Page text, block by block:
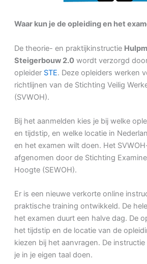
Waar kun je de opleiding en het
De theorie- en praktijkinstructie
Steigerbouw 2.0wordt verzorgd
opleider STE. Deze opleiders werken
richtlijnen van de Stichting Veilig
(SVWOH).
Bij het aanmelden kies je bij welke
en tijdstip, en welke locatie in
en het examen wilt doen. Het
afgenomen door de Stichting
Hoogte (SEWOH).
Er is een nieuwe verkorte online
praktische training ontwikkeld. De
het examen duurt een halve dag. De
het tijdstip en de locatie van de
kiezen bij het aanvragen. De
je in je eigen taal doen.